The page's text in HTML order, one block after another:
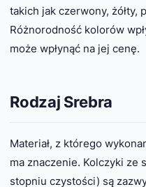
takich jak czerwony, żółty,
Różnorodność kolorów
może wpłynąć na jej cenę.
Rodzaj Srebra
Materiał, z którego
ma znaczenie. Kolczyki ze
stopniu czystości) są